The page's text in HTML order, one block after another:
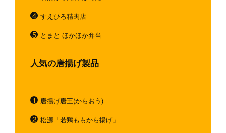
すえひろ精肉店
とまと ほかほか弁当
人気の唐揚げ製品
唐揚げ唐王(からおう)
松源「若鶏ももから揚げ」